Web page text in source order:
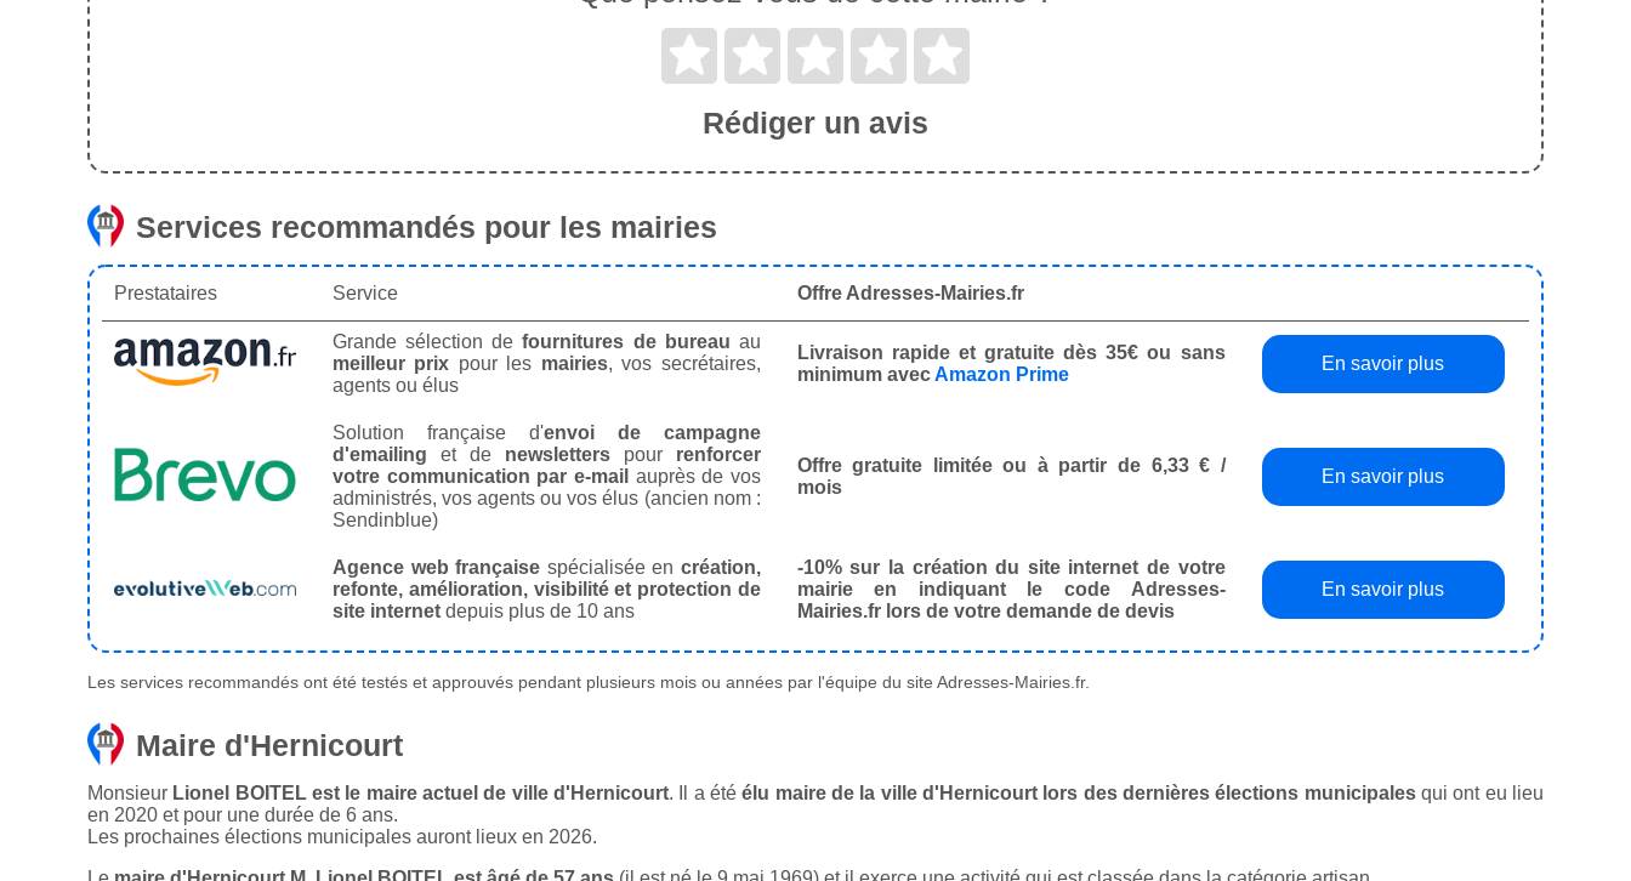
Rédiger un avis
Services recommandés pour les mairies
Prestataires Service Offre Adresses-Mairies.fr
Grande sélection defournitures de bureau au
meilleur prix pour les mairies, vos secrétaires,
agents ou élus
Livraison rapide et gratuite dès 35€ ou sans
minimum avecAmazon Prime
En savoir plus
Solution française d'envoi de campagne
d'emailing et de newsletterspour renforcer
votre communication par e-mail auprès de vos
administrés, vos agents ou vos élus (ancien nom :
Sendinblue)
Offre gratuite limitée ou à partir de 6,33 € /
mois
En savoir plus
Agence web française spécialisée en création,
refonte, amélioration, visibilité et protection de
site internet depuis plus de 10 ans
-10% sur la création du site internet de votre
mairie en indiquant le code Adresses-
Mairies.fr lors de votre demande de devis
En savoir plus
Les services recommandés ont été testés et approuvés pendant plusieurs mois ou années par l'équipe du site Adresses-Mairies.fr.
Maire d'Hernicourt
Monsieur Lionel BOITEL est le maire actuel de ville d'Hernicourt. Il a étéélu maire de la ville d'Hernicourt lors des dernières élections municipalesqui ont eu lieu
en 2020 et pour une durée de 6 ans.
Les prochaines élections municipales auront lieux en 2026.